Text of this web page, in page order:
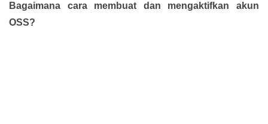
Bagaimana cara membuat dan mengaktifkan akun
OSS?